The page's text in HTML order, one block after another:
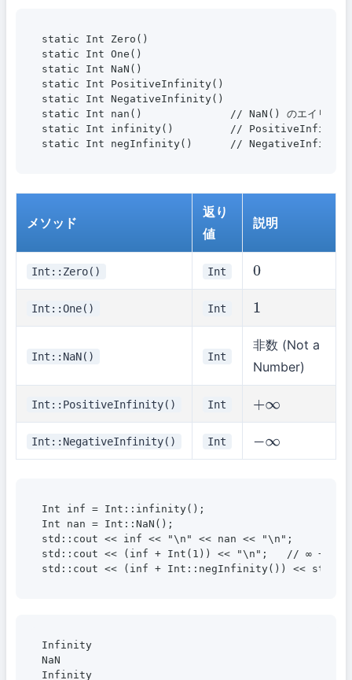
static Int Zero()
static Int One()
static Int NaN()
static Int PositiveInfinity()
static Int NegativeInfinity()
static Int nan()              // NaN() のエイリアス
static Int infinity()         // PositiveInfinity()
メソッド
返り
値
説明
Int::Zero() Int 0
Int::One() Int 1
Int::NaN() Int
非数 (Not a
Number)
Int::PositiveInfinity() Int +∞
Int::NegativeInfinity() Int −∞
Int inf = Int::infinity();
Int nan = Int::NaN();
std::cout << inf << "\n" << nan << "\n";
std::cout << (inf + Int(1)) << "\n";   // ∞ + 1 =
Infinity
NaN
Infinity